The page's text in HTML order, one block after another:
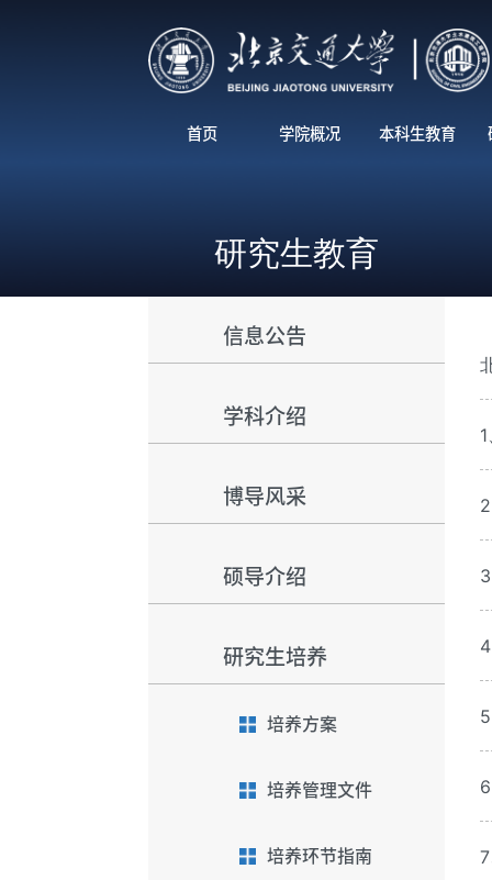
首页 学院概况 本科生教育
研究生教育
信息公告
学科介绍
博导风采
硕导介绍
研究生培养
培养方案
培养管理文件
培养环节指南